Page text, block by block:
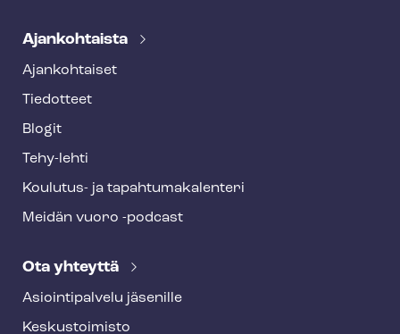
Ajankohtaista
Ajankohtaiset
Tiedotteet
Blogit
Tehy-lehti
Koulutus- ja ta­pah­tu­ma­ka­len­te­ri
Meidän vuoro -podcast
Ota yhteyttä
Asioin­ti­pal­ve­lu jäsenille
Keskustoimisto